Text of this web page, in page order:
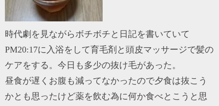
時代劇を見ながらボチボチと日記を書いていて
PM20:17に入浴をして育毛剤と頭皮マッサージで髪の
ケアをする。今日も多少の抜け毛があった。
昼食が遅くお腹も減ってなかったので夕食は抜こう
かとも思ったけど薬を飲む為に何か食べとこうと思